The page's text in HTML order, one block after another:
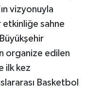
vizyonuyla
sahne
organize edilen
ilk kez
Basketbol